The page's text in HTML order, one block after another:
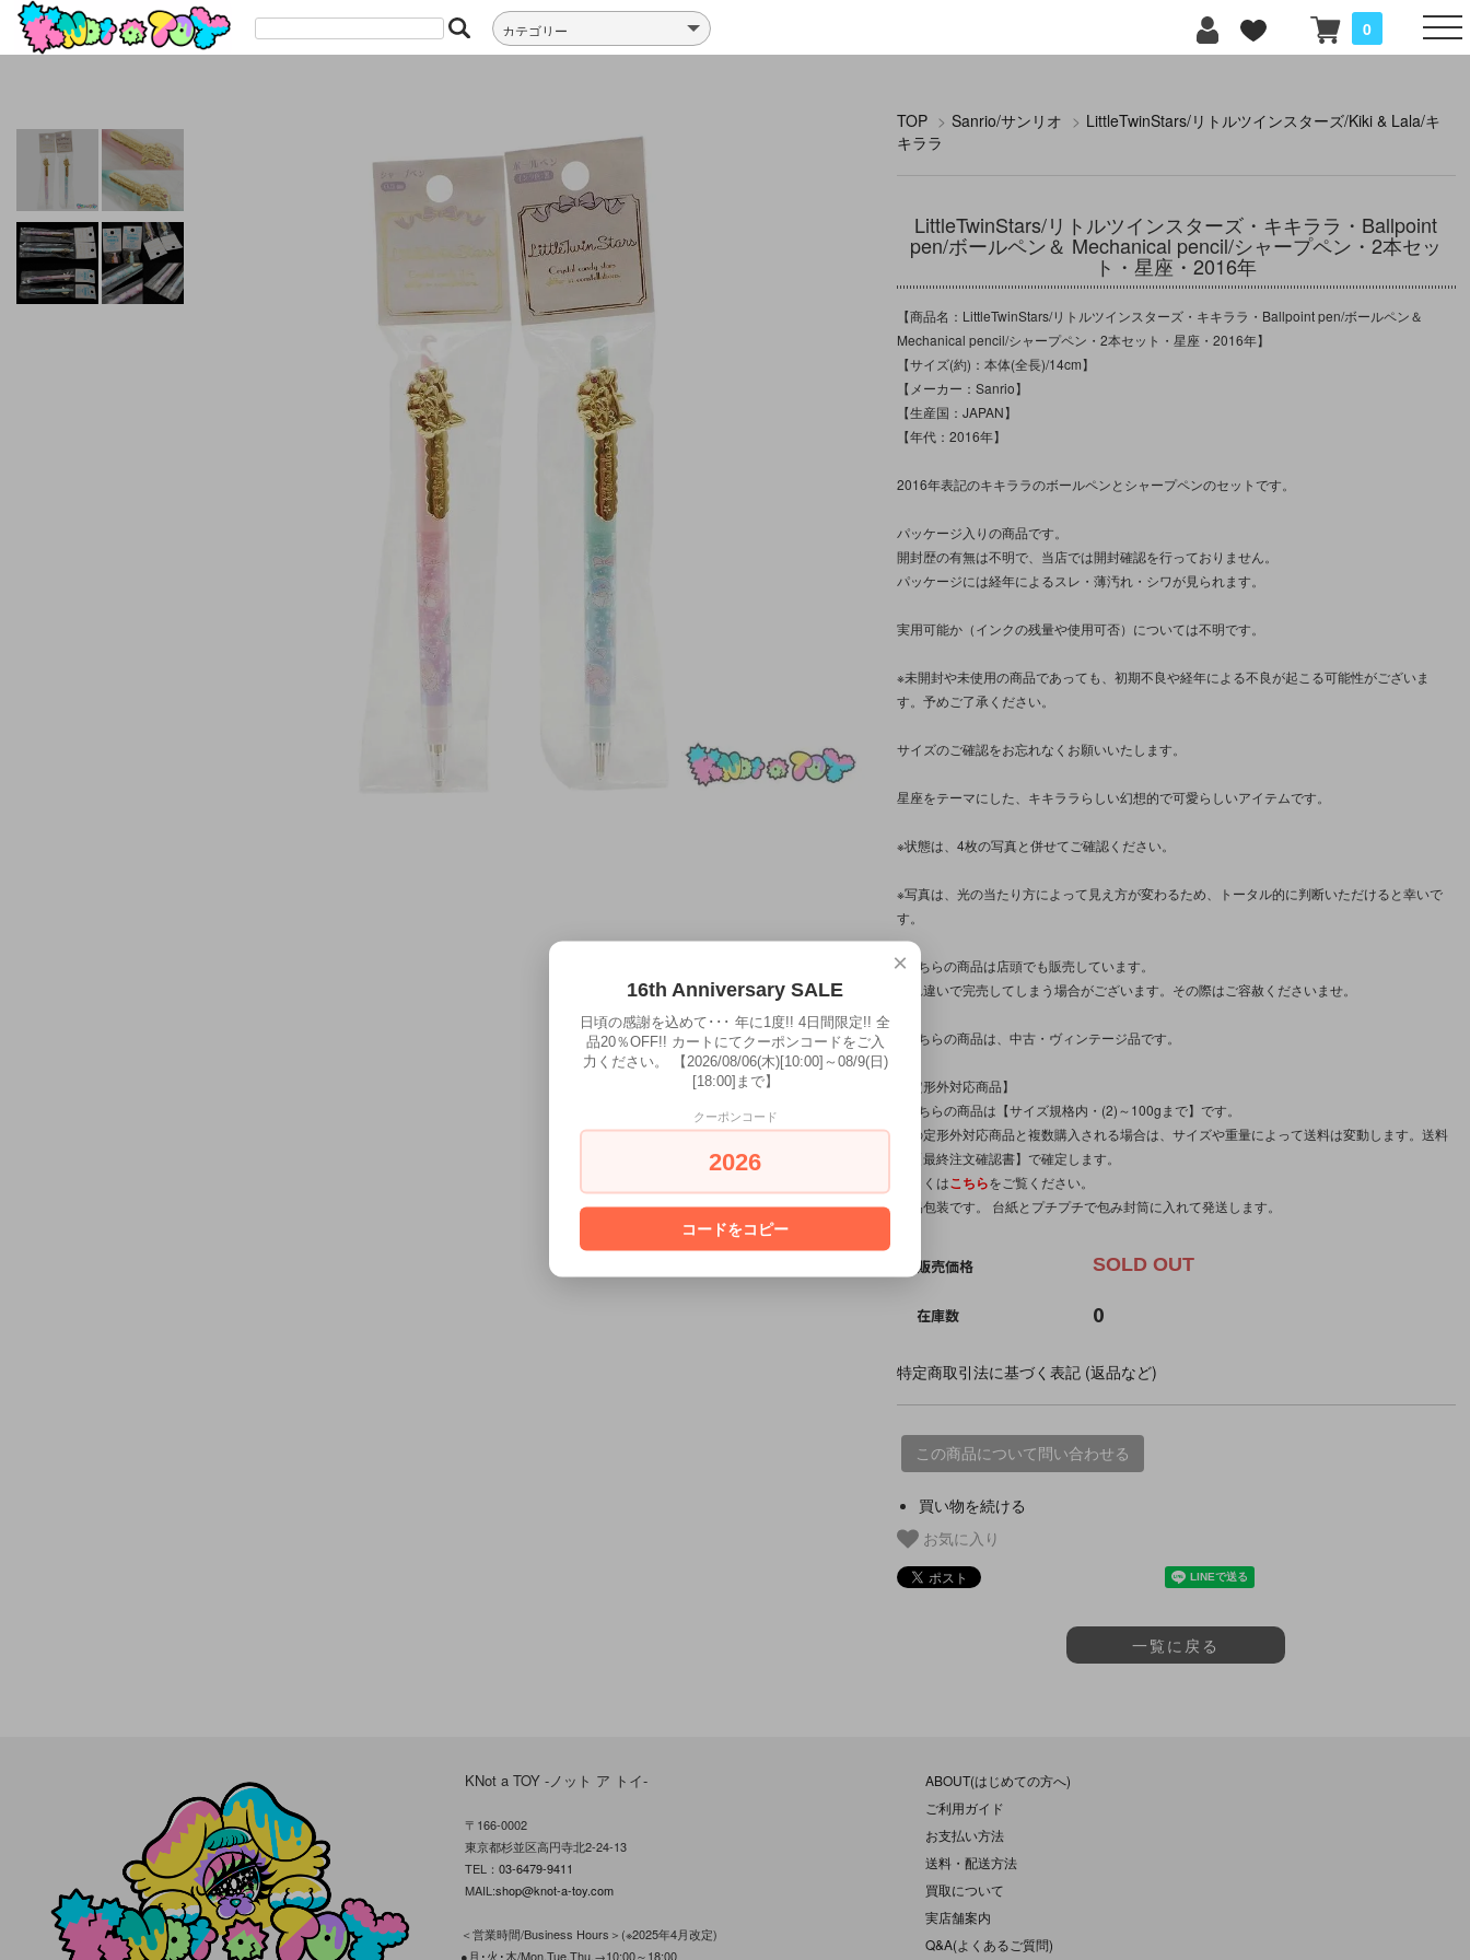
0
TOP > Sanrio/サンリオ > LittleTwinStars/リトルツインスターズ/Kiki & Lala/キ
キララ
LittleTwinStars/リトルツインスターズ・キキララ・Ballpoint
pen/ボールペン＆ Mechanical pencil/シャープペン・2本セッ
ト・星座・2016年
【商品名：LittleTwinStars/リトルツインスターズ・キキララ・Ballpoint pen/ボールペン＆
Mechanical pencil/シャープペン・2本セット・星座・2016年】
【サイズ(約)：本体(全長)/14cm】
【メーカー：Sanrio】
【生産国：JAPAN】
【年代：2016年】
2016年表記のキキララのボールペンとシャープペンのセットです。
パッケージ入りの商品です。
開封歴の有無は不明で、当店では開封確認を行っておりません。
パッケージには経年によるスレ・薄汚れ・シワが見られます。
実用可能か（インクの残量や使用可否）については不明です。
※未開封や未使用の商品であっても、初期不良や経年による不良が起こる可能性がございま
す。予めご了承ください。
サイズのご確認をお忘れなくお願いいたします。
星座をテーマにした、キキララらしい幻想的で可愛らしいアイテムです。
※状態は、4枚の写真と併せてご確認ください。
※写真は、光の当たり方によって見え方が変わるため、トータル的に判断いただけると幸いで
す。
※こちらの商品は店頭でも販売しています。
入れ違いで完売してしまう場合がございます。その際はご容赦くださいませ。
※こちらの商品は、中古・ヴィンテージ品です。
【定形外対応商品】
※こちらの商品は【サイズ規格内・(2)～100gまで】です。
他の定形外対応商品と複数購入される場合は、サイズや重量によって送料は変動します。送料
は【最終注文確認書】で確定します。
詳しくはこちらをご覧ください。
簡易包装です。 台紙とプチプチで包み封筒に入れて発送します。
販売価格 SOLD OUT
在庫数 0
特定商取引法に基づく表記 (返品など)
この商品について問い合わせる
買い物を続ける
お気に入り
一覧に戻る
KNot a TOY -ノット ア トイ-
〒166-0002
東京都杉並区高円寺北2-24-13
TEL：03-6479-9411
MAIL:shop@knot-a-toy.com
＜営業時間/Business Hours＞(※2025年4月改定)
●月･火･木/Mon.Tue.Thu.→10:00～18:00
ABOUT(はじめての方へ)
ご利用ガイド
お支払い方法
送料・配送方法
買取について
実店舗案内
Q&A(よくあるご質問)
×
16th Anniversary SALE
日頃の感謝を込めて･･･ 年に1度!! 4日間限定!! 全
品20％OFF!! カートにてクーポンコードをご入
力ください。 【2026/08/06(木)[10:00]～08/9(日)
[18:00]まで】
クーポンコード
2026
コードをコピー